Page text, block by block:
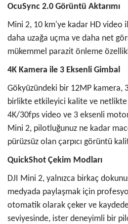
OcuSync 2.0 Görüntü Aktarımı
Mini 2, 10 km'ye kadar HD video
daha uzağa uçma ve daha net
mükemmel parazit önleme
4K Kamera ile 3 Eksenli Gimbal
Gökyüzündeki bir 12MP kamera,
birlikte etkileyici kalite ve
4K/30fps video ve 3 eksenli
Mini 2, pilotluğunuz ne kadar
pürüzsüz olan çarpıcı görüntü
QuickShot Çekim Modları
DJI Mini 2, yalnızca birkaç
medyada paylaşmak için
otomatik olarak çeker ve
seviyesinde, ister deneyimli bir